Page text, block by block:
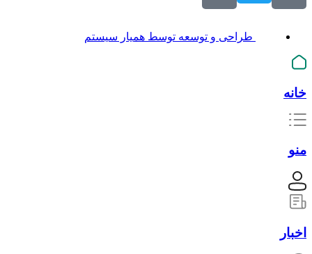
طراحی و توسعه توسط همیار سیستم
خانه
منو
اخبار